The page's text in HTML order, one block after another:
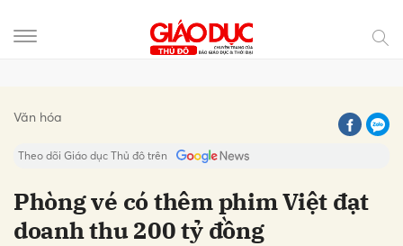
Văn hóa
Theo dõi Giáo dục Thủ đô trên
Phòng vé có thêm phim Việt đạt
doanh thu 200 tỷ đồng